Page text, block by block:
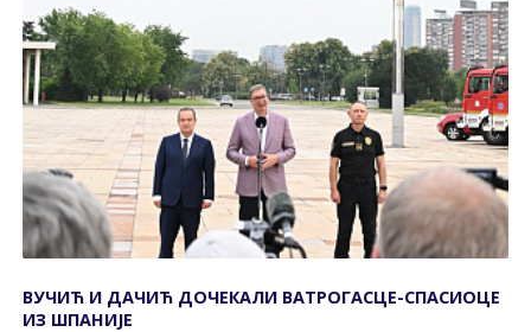
ВУЧИЋ И ДАЧИЋ ДОЧЕКАЛИ ВАТРОГАСЦЕ-СПАСИОЦЕ
ИЗ ШПАНИЈЕ